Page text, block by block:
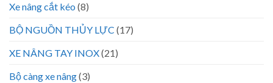
Xe nâng cắt kéo (8)
BỘ NGUỒN THỦY LỰC (17)
XE NÂNG TAY INOX(21)
Bộ càng xe nâng(3)